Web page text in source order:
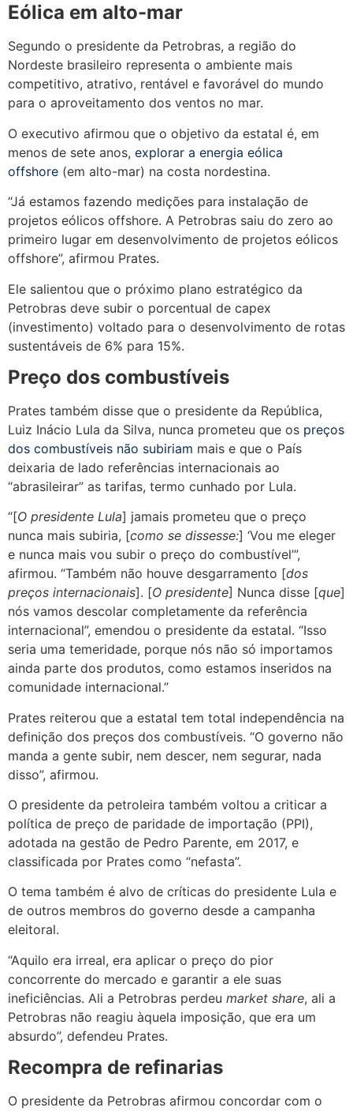
Eólica em alto-mar
Segundo o presidente da Petrobras, a região do
Nordeste brasileiro representa o ambiente mais
competitivo, atrativo, rentável e favorável do mundo
para o aproveitamento dos ventos no mar.
O executivo afirmou que o objetivo da estatal é, em
menos de sete anos, explorar a energia eólica
offshore (em alto-mar) na costa nordestina.
“Já estamos fazendo medições para instalação de
projetos eólicos offshore. A Petrobras saiu do zero ao
primeiro lugar em desenvolvimento de projetos eólicos
offshore”, afirmou Prates.
Ele salientou que o próximo plano estratégico da
Petrobras deve subir o porcentual de capex
(investimento) voltado para o desenvolvimento de rotas
sustentáveis de 6% para 15%.
Preço dos combustíveis
Prates também disse que o presidente da República,
Luiz Inácio Lula da Silva, nunca prometeu que os preços
dos combustíveis não subiriam mais e que o País
deixaria de lado referências internacionais ao
“abrasileirar” as tarifas, termo cunhado por Lula.
“[O presidente Lula] jamais prometeu que o preço
nunca mais subiria, [como se dissesse:] ‘Vou me eleger
e nunca mais vou subir o preço do combustível’”,
afirmou. “Também não houve desgarramento [dos
preços internacionais]. [O presidente] Nunca disse [que]
nós vamos descolar completamente da referência
internacional”, emendou o presidente da estatal. “Isso
seria uma temeridade, porque nós não só importamos
ainda parte dos produtos, como estamos inseridos na
comunidade internacional.”
Prates reiterou que a estatal tem total independência na
definição dos preços dos combustíveis. “O governo não
manda a gente subir, nem descer, nem segurar, nada
disso”, afirmou.
O presidente da petroleira também voltou a criticar a
política de preço de paridade de importação (PPI),
adotada na gestão de Pedro Parente, em 2017, e
classificada por Prates como “nefasta”.
O tema também é alvo de críticas do presidente Lula e
de outros membros do governo desde a campanha
eleitoral.
“Aquilo era irreal, era aplicar o preço do pior
concorrente do mercado e garantir a ele suas
ineficiências. Ali a Petrobras perdeu market share, ali a
Petrobras não reagiu àquela imposição, que era um
absurdo”, defendeu Prates.
Recompra de refinarias
O presidente da Petrobras afirmou concordar com o